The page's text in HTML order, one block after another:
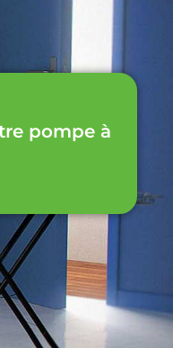
pompe à